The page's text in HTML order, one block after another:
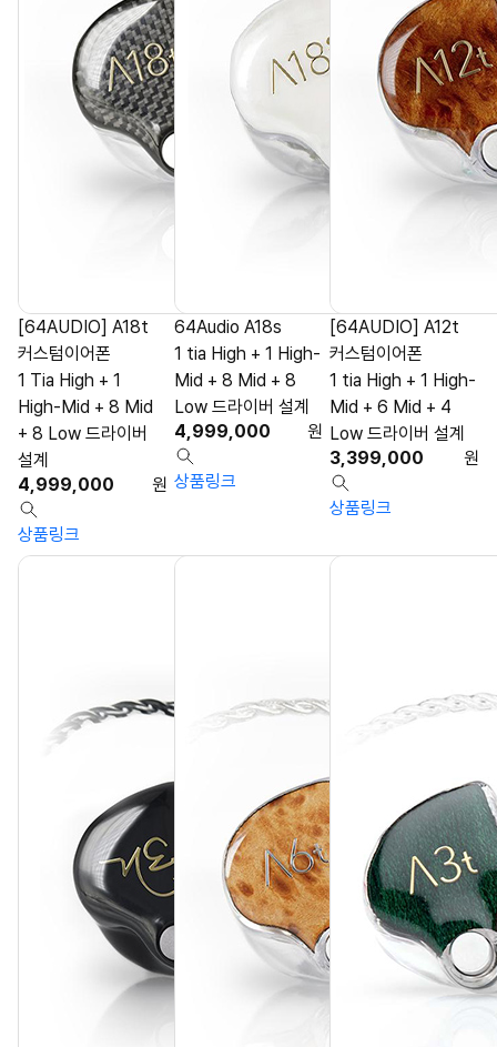
[64AUDIO] A18t
커스텀이어폰
1 Tia High + 1
High-Mid + 8 Mid
+ 8 Low 드라이버
설계
4,999,000
원
상품링크
64Audio A18s
1 tia High + 1 High-
Mid + 8 Mid + 8
Low 드라이버 설계
4,999,000
원
상품링크
[64AUDIO] A12t
커스텀이어폰
1 tia High + 1 High-
Mid + 6 Mid + 4
Low 드라이버 설계
3,399,000
원
상품링크